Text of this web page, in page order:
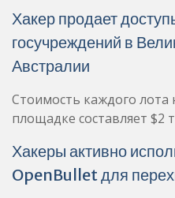
Хакер продает
госучреждений в
Австралии
Стоимость каждого
площадке составляет $2
Хакеры активно
OpenBullet для